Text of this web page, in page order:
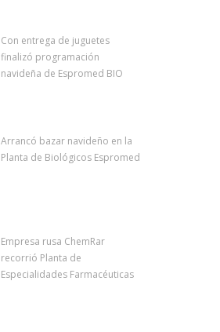
Con entrega de juguetes
finalizó programación
navideña de Espromed BIO
Arrancó bazar navideño en la
Planta de Biológicos Espromed
Empresa rusa ChemRar
recorrió Planta de
Especialidades Farmacéuticas